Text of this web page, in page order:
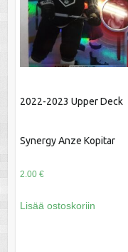
2022-2023 Upper Deck
Synergy Anze Kopitar
2.00 €
Lisää ostoskoriin